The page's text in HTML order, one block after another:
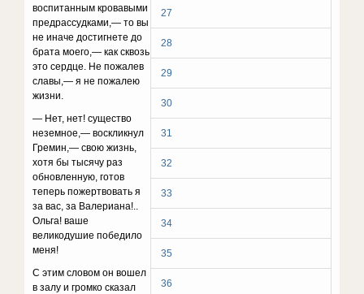
27
28
29
30
31
32
33
34
35
36
воспитанным кровавыми
предрассудками,— то вы
не иначе достигнете до
брата моего,— как сквозь
это сердце. Не пожалев
славы,— я не пожалею
жизни.
— Нет, нет! существо
неземное,— воскликнул
Гре­мин,— свою жизнь,
хотя бы тысячу раз
обновленную, готов
теперь пожертвовать я
за вас, за Валериана!..
Ольга! ваше
великодушие победило
меня!
С этим словом он вошел
в залу и громко сказал